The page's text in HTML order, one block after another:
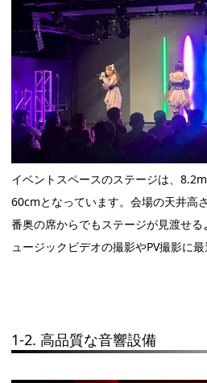
イベントスペースのステージは、
60cmとなっています。会場の天井高
番奥の席からでもステージが見渡せ
ュージックビデオの撮影やPV撮影に最
1-2. 高品質な音響設備